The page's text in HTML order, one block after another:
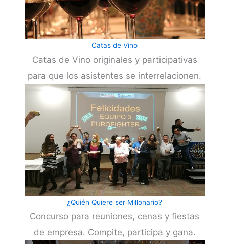
Catas de Vino
Catas de Vino originales y participativas
para que los asistentes se interrelacionen.
¿Quién Quiere ser Millonario?
Concurso para reuniones, cenas y fiestas
de empresa. Compite, participa y gana.